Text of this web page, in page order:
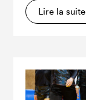
Lire la suite